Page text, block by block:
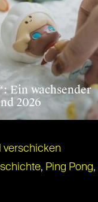
Ein wachsender
2026
verschicken
, Ping Pong,